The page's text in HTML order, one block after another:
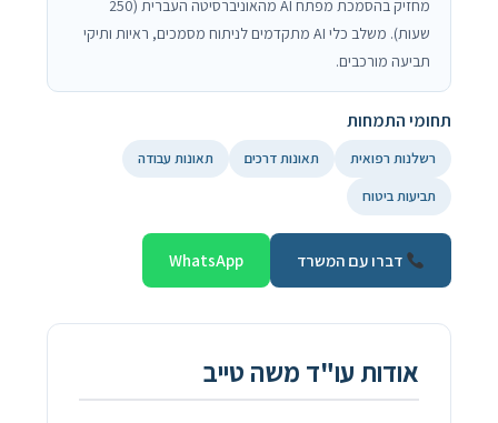
מחזיק בהסמכת מפתח AI מהאוניברסיטה העברית (250
שעות). משלב כלי AI מתקדמים לניתוח מסמכים, ראיות ותיקי
תביעה מורכבים.
תחומי התמחות
רשלנות רפואית תאונות דרכים
תאונות עבודה
תביעות ביטוח
דברו עם המשרד WhatsApp
אודות עו"ד משה טייב